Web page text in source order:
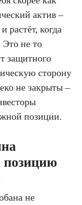
актив –
растёт, когда
Это не то
защитного
сторону
не закрыты –
позиции.
позицию
не